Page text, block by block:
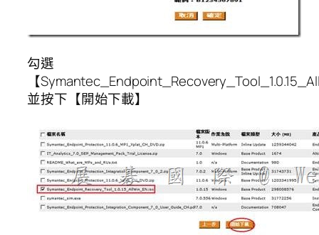
勾選
【
並按下【開始下載】